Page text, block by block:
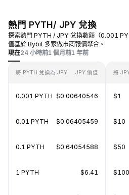
熱門 PYTH/ JPY 兌換
探索熱門 PYTH / JPY 兌換數額（0.001
值基於 Bybit 多家做市商報價聚合。
現在24 小時前1 個月前1 年前
將 PYTH 兌換為 JPY JPY 價值
0.001 PYTH $0.00640546
0.01 PYTH $0.06405459
0.1 PYTH $0.64054588
1 PYTH $6.41
將
$1
$10
$50
$100